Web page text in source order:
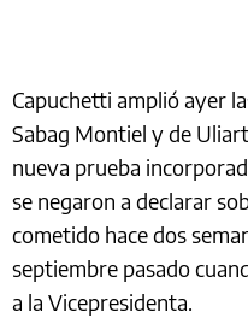
Capuchetti amplió ayer
Sabag Montiel y de
nueva prueba
se negaron a declarar
cometido hace dos
septiembre pasado
a la Vicepresidenta.